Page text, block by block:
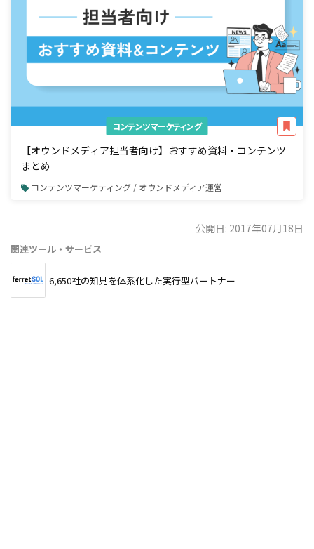
コンテンツマーケティング
【オウンドメディア担当者向け】おすすめ資料・コンテンツ
まとめ
コンテンツマーケティング / オウンドメディア運営
公開日: 2017年07月18日
関連ツール・サービス
6,650社の知見を体系化した実行型パートナー